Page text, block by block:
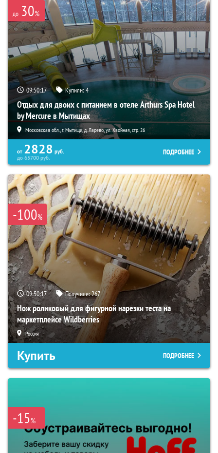
до 30%
09:50:16 Купили:4
Отдых для двоих с питанием в отеле Arthurs Spa Hotel
by Mercure в Мытищах
Московская обл., г. Мытищи, д. Ларево, ул. Хвойная, стр. 26
от 2828 руб.
до65700руб.
ПОДРОБНЕЕ
-100%
09:50:16 Получили:267
Нож роликовый для фигурной нарезки теста на
маркетплейсе Wildberries
Россия
Купить ПОДРОБНЕЕ
-15%